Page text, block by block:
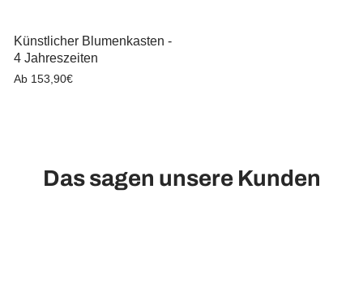
Künstlicher Blumenkasten -
4 Jahreszeiten
Ab 153,90€
Das sagen unsere Kunden